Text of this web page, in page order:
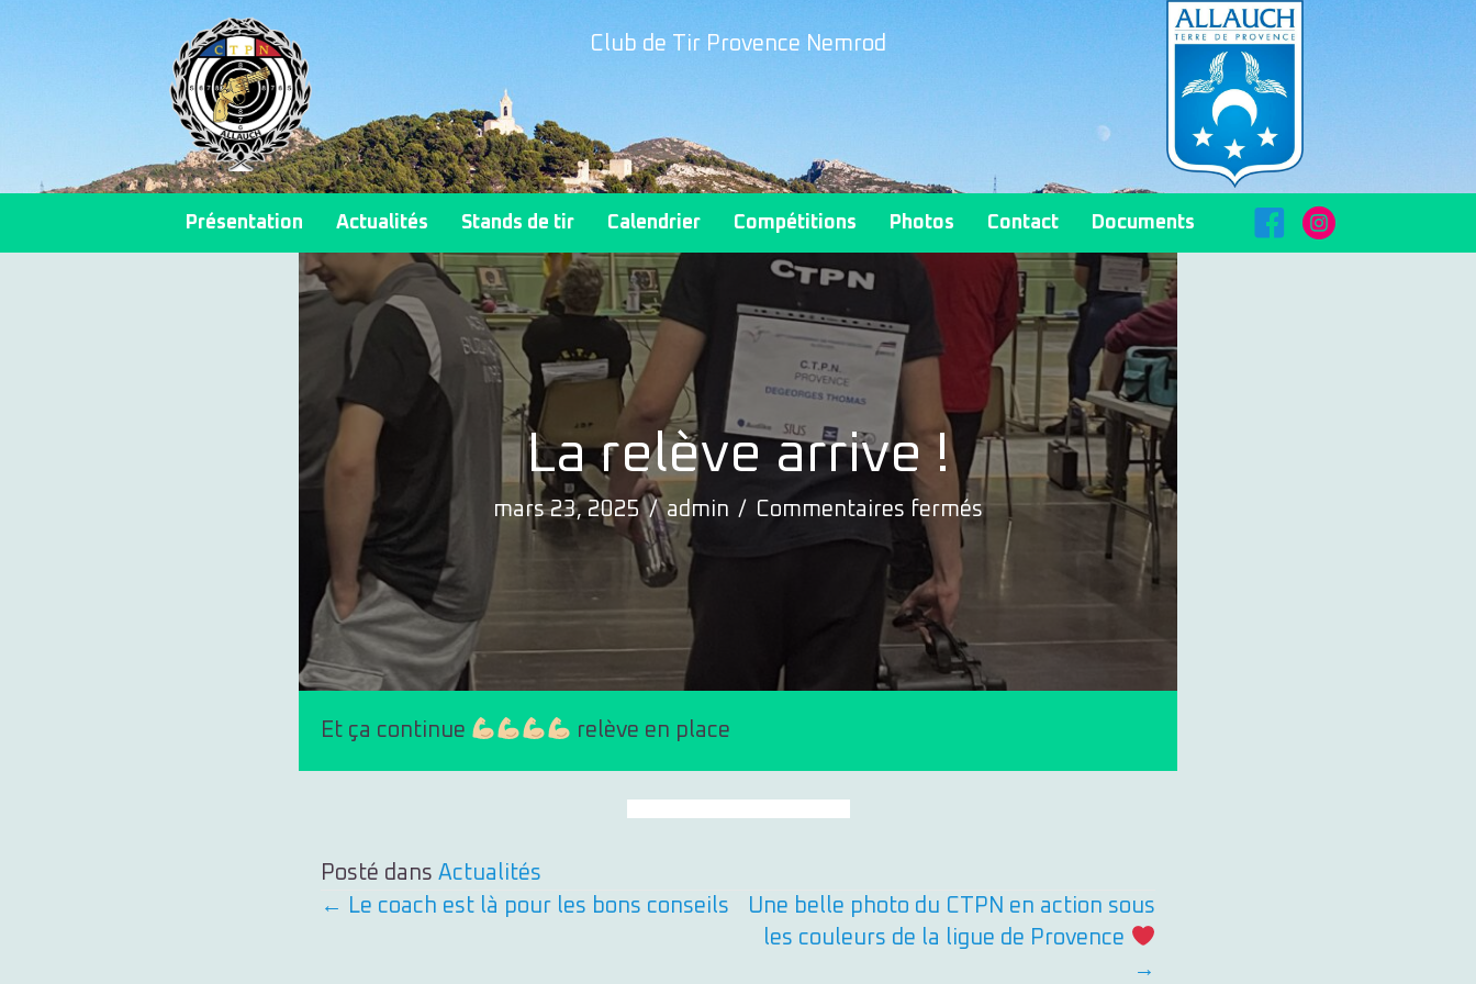
Club de Tir Provence Nemrod
Présentation Actualités Stands de tir Calendrier Compétitions Photos Contact Documents FaceBookInstagram
La relève arrive !
mars 23, 2025/ admin / Commentaires ferméssur
relève
Et ça continue relève en place
Posté dans Actualités
Posts
← Le coach est là pour les bons conseils
Une belle photo du CTPN en action sous
les couleurs de la ligue de Provence
→